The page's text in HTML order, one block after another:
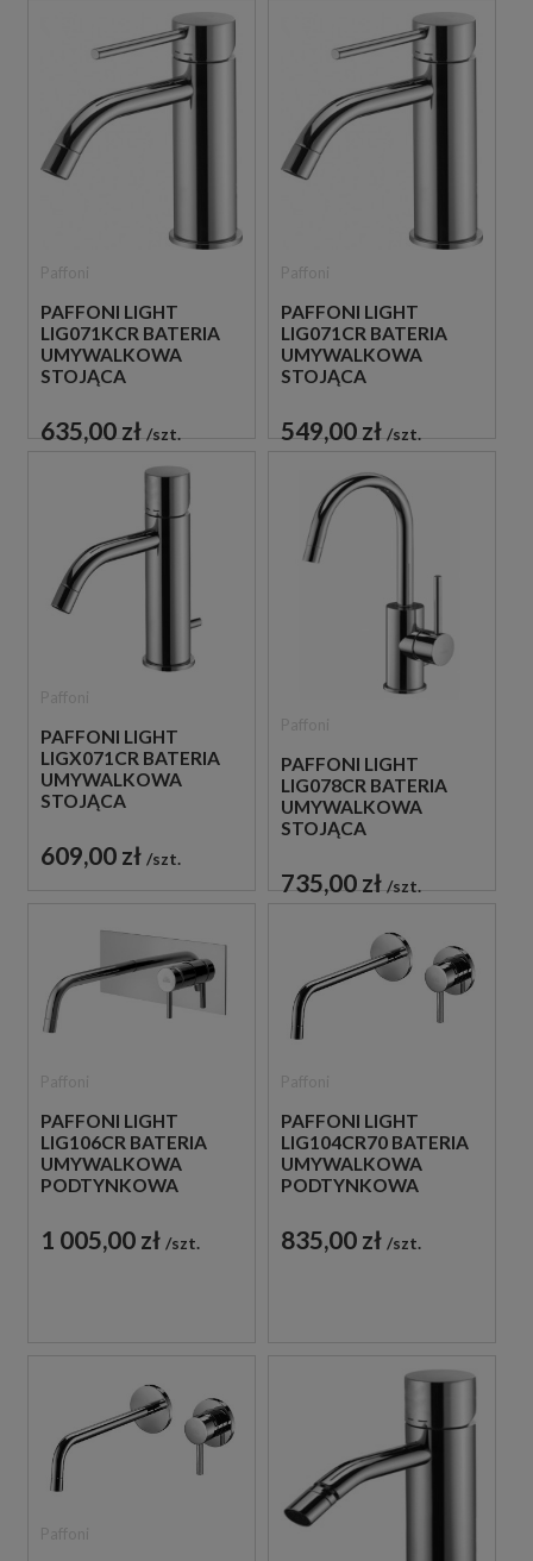
PAFFONI LIGHT
LIG071KCR BATERIA
UMYWALKOWA
STOJĄCA
CHROM
635,00 zł szt.
PAFFONI LIGHT
LIG071CR BATERIA
UMYWALKOWA
STOJĄCA
CHROM
549,00 zł szt.
PAFFONI LIGHT
LIGX071CR BATERIA
UMYWALKOWA
STOJĄCA
CHROM
609,00 zł szt.
PAFFONI LIGHT
LIG078CR BATERIA
UMYWALKOWA
STOJĄCA
CHROM
735,00 zł szt.
PAFFONI LIGHT
LIG106CR BATERIA
UMYWALKOWA
PODTYNKOWA
CHROM
1 005,00 zł szt.
PAFFONI LIGHT
LIG104CR70 BATERIA
UMYWALKOWA
PODTYNKOWA
CHROM
835,00 zł szt.